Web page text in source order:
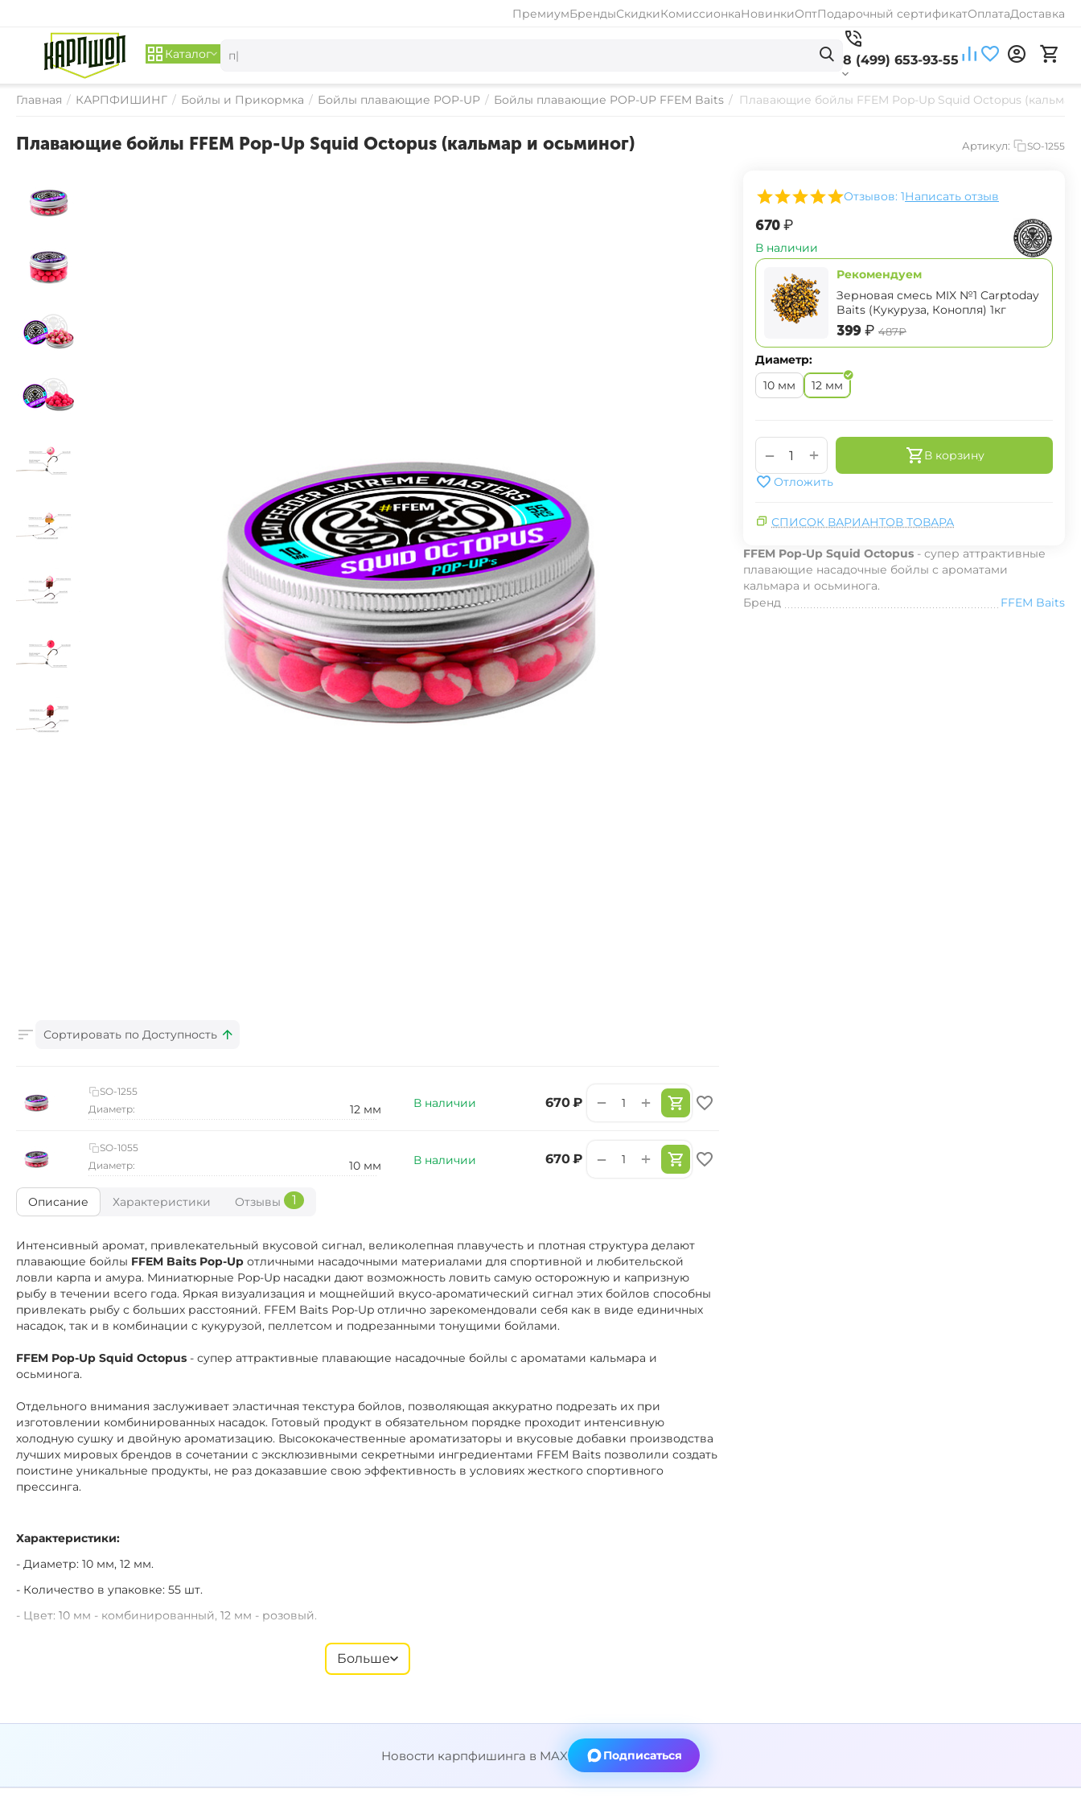
ПремиумБрендыСкидкиКомиссионкаНовинкиОптПодарочный сертификатОплатаДоставка
Каталог 8 (499) 653-93-55
Главная / КАРПФИШИНГ / Бойлы и Прикормка / Бойлы плавающие POP-UP / Бойлы плавающие POP-UP FFEM Baits / Плавающие бойлы FFEM Pop-Up Squid Octopus
Плавающие бойлы FFEM Pop-Up Squid Octopus (кальмар и осьминог) Артикул: SO-1255
Отзывов: 1Написать отзыв
‍670‍₽
В наличии
Рекомендуем
Зерновая смесь MIX №1 Carptoday
Baits (Кукуруза, Конопля) 1кг
‍399‍₽ ‍487‍₽
Диаметр:
10 мм
12 мм
+
−
В корзину
Отложить
СПИСОК ВАРИАНТОВ ТОВАРА
FFEM Pop-Up Squid Octopus - супер аттрактивные
плавающие насадочные бойлы с ароматами
кальмара и осьминога.
Бренд
FFEM Baits
Сортировать по Доступность
В наличии ‍670‍ ₽ +
−
SO-1255
Диаметр:
12 мм
В наличии ‍670‍ ₽ +
−
SO-1055
Диаметр:
10 мм
Описание Характеристики Отзывы 1
Интенсивный аромат, привлекательный вкусовой сигнал, великолепная плавучесть и плотная структура делают
плавающие бойлы FFEM Baits Pop-Up отличными насадочными материалами для спортивной и любительской
ловли карпа и амура. Миниатюрные Pop-Up насадки дают возможность ловить самую осторожную и капризную
рыбу в течении всего года. Яркая визуализация и мощнейший вкусо-ароматический сигнал этих бойлов способны
привлекать рыбу с больших расстояний. FFEM Baits Pop-Up отлично зарекомендовали себя как в виде единичных
насадок, так и в комбинации с кукурузой, пеллетсом и подрезанными тонущими бойлами.
FFEM Pop-Up Squid Octopus - супер аттрактивные плавающие насадочные бойлы с ароматами кальмара и
осьминога.
Отдельного внимания заслуживает эластичная текстура бойлов, позволяющая аккуратно подрезать их при
изготовлении комбинированных насадок. Готовый продукт в обязательном порядке проходит интенсивную
холодную сушку и двойную ароматизацию. Высококачественные ароматизаторы и вкусовые добавки производства
лучших мировых брендов в сочетании с эксклюзивными секретными ингредиентами FFEM Baits позволили создать
поистине уникальные продукты, не раз доказавшие свою эффективность в условиях жесткого спортивного
прессинга.
Характеристики:
- Диаметр: 10 мм, 12 мм.
- Количество в упаковке: 55 шт.
- Цвет: 10 мм - комбинированный, 12 мм - розовый.
Больше
Новости карпфишинга в MAX Подписаться